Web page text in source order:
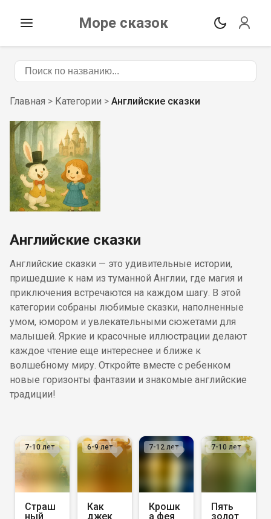
Море сказок
Главная > Категории > Английские сказки
Английские сказки
Английские сказки — это удивительные истории,
пришедшие к нам из туманной Англии, где магия и
приключения встречаются на каждом шагу. В этой
категории собраны любимые сказки, наполненные
умом, юмором и увлекательными сюжетами для
малышей. Яркие и красочные иллюстрации делают
каждое чтение еще интереснее и ближе к
волшебному миру. Откройте вместе с ребенком
новые горизонты фантазии и знакомые английские
традиции!
Страш
ный
7-10лет
Как
джек
6-9лет
Крошк
а фея
7-12 лет
Пять
золот
7-10лет